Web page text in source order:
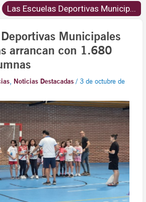
Las Escuelas Deportivas Municip...
Municipales
arrancan con 1.680
, Noticias Destacadas /3 de octubre de